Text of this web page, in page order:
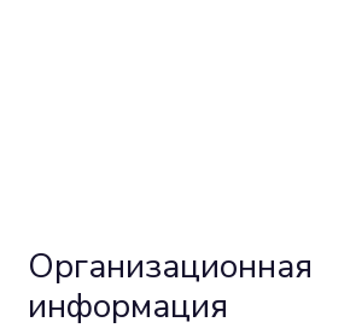
Организационная
информация